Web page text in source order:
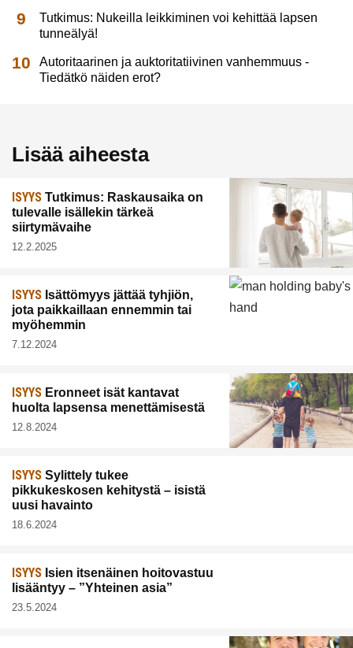
Tutkimus: Nukeilla leikkiminen voi kehittää lapsen
tunneälyä!
Autoritaarinen ja auktoritatiivinen vanhemmuus -
Tiedätkö näiden erot?
Lisää aiheesta
ISYYS Tutkimus: Raskausaika on
tulevalle isällekin tärkeä
siirtymävaihe
12.2.2025
ISYYS Isättömyys jättää tyhjiön,
jota paikkaillaan ennemmin tai
myöhemmin
7.12.2024
ISYYS Eronneet isät kantavat
huolta lapsensa menettämisestä
12.8.2024
ISYYS Sylittely tukee
pikkukeskosen kehitystä – isistä
uusi havainto
18.6.2024
ISYYS Isien itsenäinen hoitovastuu
lisääntyy – ”Yhteinen asia”
23.5.2024